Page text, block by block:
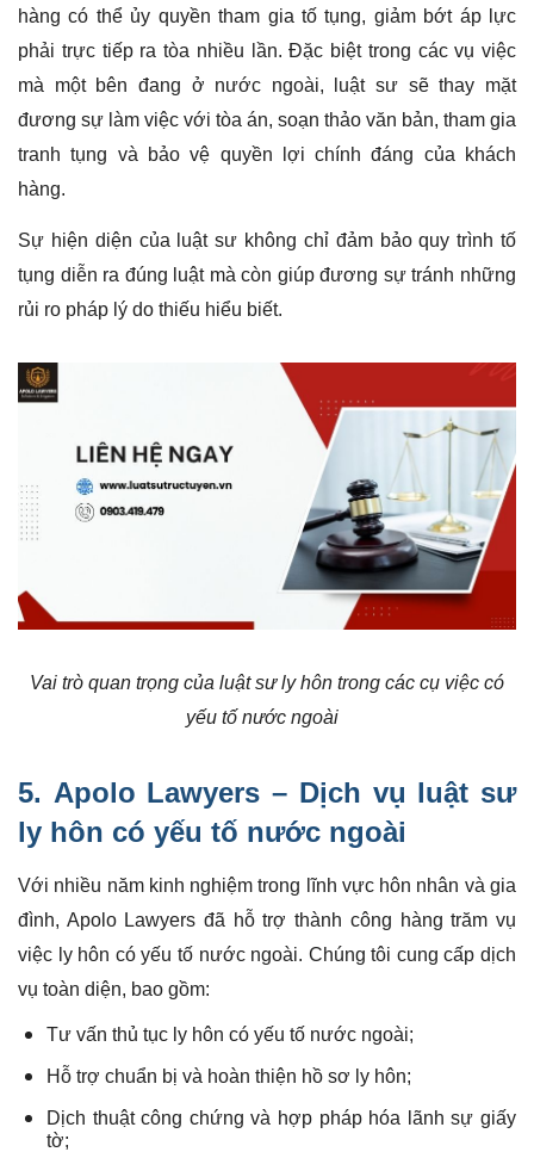
hàng có thể ủy quyền tham gia tố tụng, giảm bớt áp lực
phải trực tiếp ra tòa nhiều lần. Đặc biệt trong các vụ việc
mà một bên đang ở nước ngoài, luật sư sẽ thay mặt
đương sự làm việc với tòa án, soạn thảo văn bản, tham gia
tranh tụng và bảo vệ quyền lợi chính đáng của khách
hàng.
Sự hiện diện của luật sư không chỉ đảm bảo quy trình tố
tụng diễn ra đúng luật mà còn giúp đương sự tránh những
rủi ro pháp lý do thiếu hiểu biết.
Vai trò quan trọng của luật sư ly hôn trong các cụ việc có
yếu tố nước ngoài
5. Apolo Lawyers – Dịch vụ luật sư
ly hôn có yếu tố nước ngoài
Với nhiều năm kinh nghiệm trong lĩnh vực hôn nhân và gia
đình, Apolo Lawyers đã hỗ trợ thành công hàng trăm vụ
việc ly hôn có yếu tố nước ngoài. Chúng tôi cung cấp dịch
vụ toàn diện, bao gồm:
Tư vấn thủ tục ly hôn có yếu tố nước ngoài;
Hỗ trợ chuẩn bị và hoàn thiện hồ sơ ly hôn;
Dịch thuật công chứng và hợp pháp hóa lãnh sự giấy
tờ;